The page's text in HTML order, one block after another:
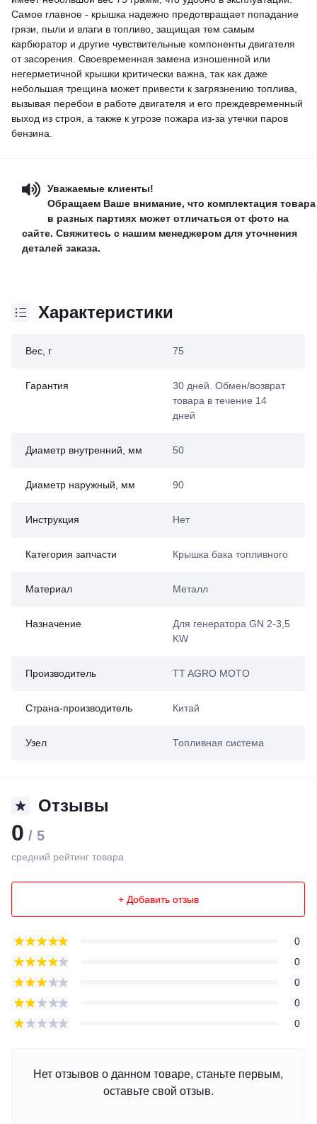
Самое главное - крышка надежно предотвращает попадание
грязи, пыли и влаги в топливо, защищая тем самым
карбюратор и другие чувствительные компоненты двигателя
от засорения. Своевременная замена изношенной или
негерметичной крышки критически важна, так как даже
небольшая трещина может привести к загрязнению топлива,
вызывая перебои в работе двигателя и его преждевременный
выход из строя, а также к угрозе пожара из-за утечки паров
бензина.
Уважаемые клиенты!
Обращаем Ваше внимание, что комплектация товара
в разных партиях может отличаться от фото на
сайте. Свяжитесь с нашим менеджером для уточнения
деталей заказа.
Характеристики
Вес, г 75
Гарантия
30 дней. Обмен/возврат
товара в течение 14
дней
Диаметр внутренний, мм 50
Диаметр наружный, мм 90
Инструкция Нет
Категория запчасти Крышка бака топливного
Материал Металл
Назначение
Для генератора GN 2-3,5
KW
Производитель TT AGRO MOTO
Страна-производитель Китай
Узел Топливная система
Отзывы
0 / 5
средний рейтинг товара
+ Добавить отзыв
0
0
0
0
0
Нет отзывов о данном товаре, станьте первым,
оставьте свой отзыв.